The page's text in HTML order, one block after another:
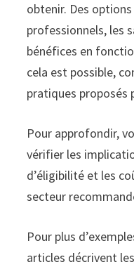
obtenir. Des
professionnels, les
bénéfices en
cela est possible,
pratiques proposés
Pour approfondir,
vérifier les
d’éligibilité et les
secteur
Pour plus
articles décrivent